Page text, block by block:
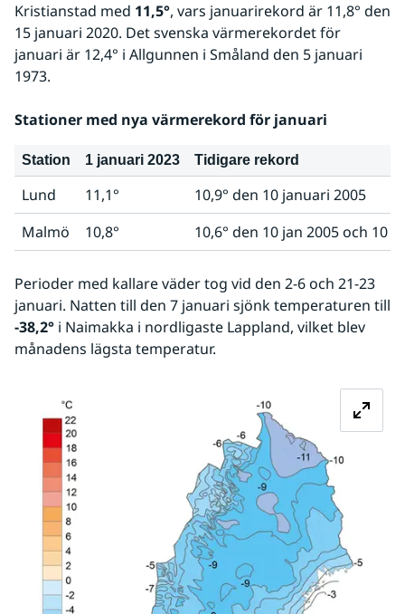
Kristianstad med 11,5°, vars januarirekord är 11,8° den
15 januari 2020. Det svenska värmerekordet för
januari är 12,4° i Allgunnen i Småland den 5 januari
1973.
Stationer med nya värmerekord för januari
Station 1 januari 2023 Tidigare rekord
Lund 11,1°
10,9° den 10 januari 2005
Malmö
10,8° 10,6° den 10 jan 2005 och 10
Perioder med kallare väder tog vid den 2-6 och 21-23
-38,2° i Naimakka i nordligaste Lappland, vilket blev
månadens lägsta temperatur.